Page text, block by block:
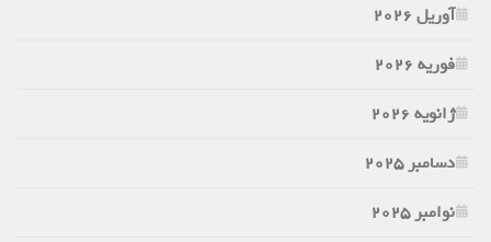
آوریل 2026
فوریه 2026
ژانویه 2026
دسامبر 2025
نوامبر 2025